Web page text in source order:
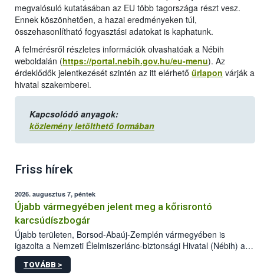
megvalósuló kutatásában az EU több tagországa részt vesz.
Ennek köszönhetően, a hazai eredményeken túl,
összehasonlítható fogyasztási adatokat is kaphatunk.
A felmérésről részletes információk olvashatóak a Nébih
weboldalán (https://portal.nebih.gov.hu/eu-menu). Az
érdeklődők jelentkezését szintén az itt elérhető űrlapon várják a
hivatal szakemberei.
Kapcsolódó anyagok:
közlemény letölthető formában
Friss hírek
2026. augusztus 7, péntek
Újabb vármegyében jelent meg a kőrisrontó
karcsúdíszbogár
Újabb területen, Borsod-Abaúj-Zemplén vármegyében is
igazolta a Nemzeti Élelmiszerlánc-biztonsági Hivatal (Nébih) a
kőrisrontó karcsúdíszbogár (Agrilus planipennis) jelenlétét. A
kártevőt nem csak színcsapdában találták meg, de már fertőzött
TOVÁBB >